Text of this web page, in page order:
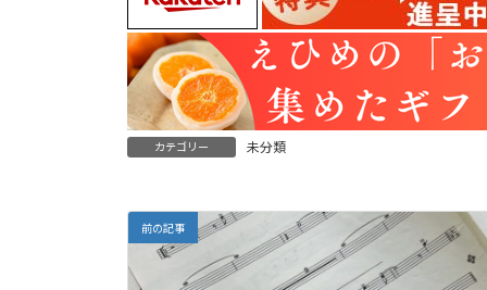
カテゴリー 未分類
前の記事